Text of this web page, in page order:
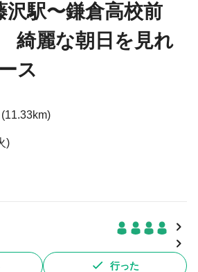
沢駅〜鎌倉高校前
綺麗な朝日を見れ
ス
)
行った